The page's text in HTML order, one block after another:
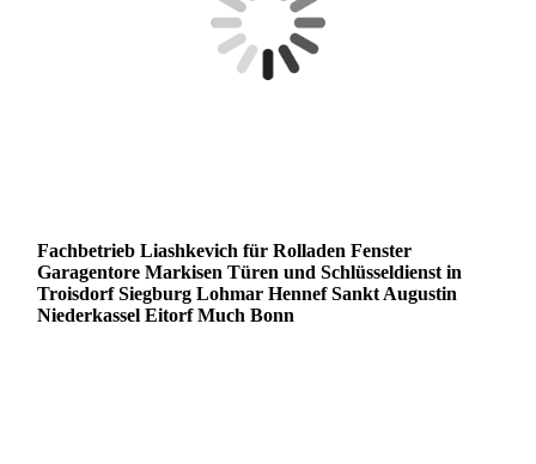
Fachbetrieb Liashkevich für Rolladen Fenster
Garagentore Markisen Türen und Schlüsseldienst in
Troisdorf Siegburg Lohmar Hennef Sankt Augustin
Niederkassel Eitorf Much Bonn